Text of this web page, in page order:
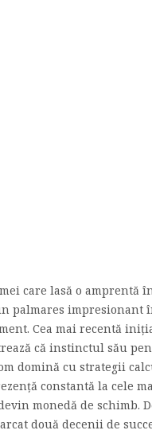
care lasă o amprentă
palmares
Cea mai recentă
că instinctul său
domină cu strategii
constantă la cele
monedă de schimb.
două decenii de